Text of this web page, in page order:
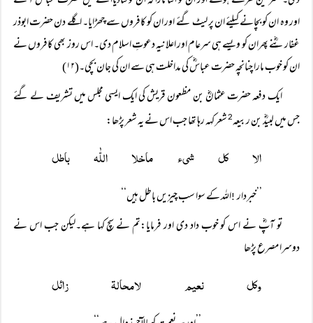
اور وہ ان کو بچانے کیلئے ان پر لیٹ گئے اور ان کو کافروں سے چھڑایا۔ اگلے دن حضرت ابوذر
غفاریؓنے پھران کو ویسے ہی سرعام اور اعلانیہ دعوتِ اسلام دی۔ اس روز بھی کافروں نے
ان کو خوب مارا چنانچہ حضرت عباسؓ کی مداخلت ہی سے ان کی جان بچی۔(۱۲)
ایک دفعہ حضرت عثمانؓ بن مظعون قریش کی ایک ایسی مجلس میں تشریف لے گئے
جس میں لبیدؓ بن ربیعہ2شعر کہہ رہا تھا جب اس نے یہ شعر پڑھا:
الا کل شیء ماخلا اللّٰہ باطل
’’خبردار!اللہ کے سوا سب چیزیں باطل ہیں‘‘
تو آپؓ نے اس کو خوب داد دی اور فرمایا:تم نے سچ کہا ہے۔لیکن جب اس نے
دوسرا مصرع پڑھا
وکل نعیم لامحالۃ زائل